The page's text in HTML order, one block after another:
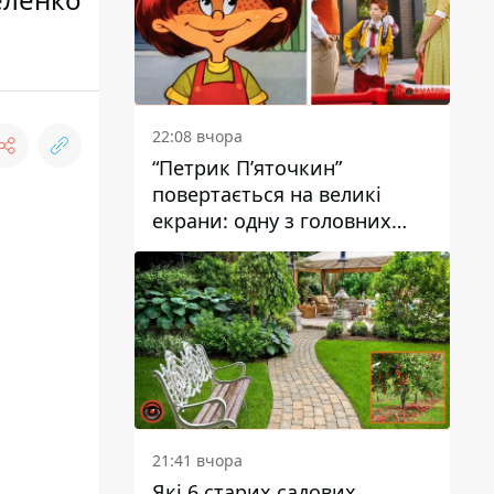
22:08 вчора
“Петрик П’яточкин”
повертається на великі
екрани: одну з головних
ролей зіграє 9-річний
дніпрянин Олександр
Войтеховський
21:41 вчора